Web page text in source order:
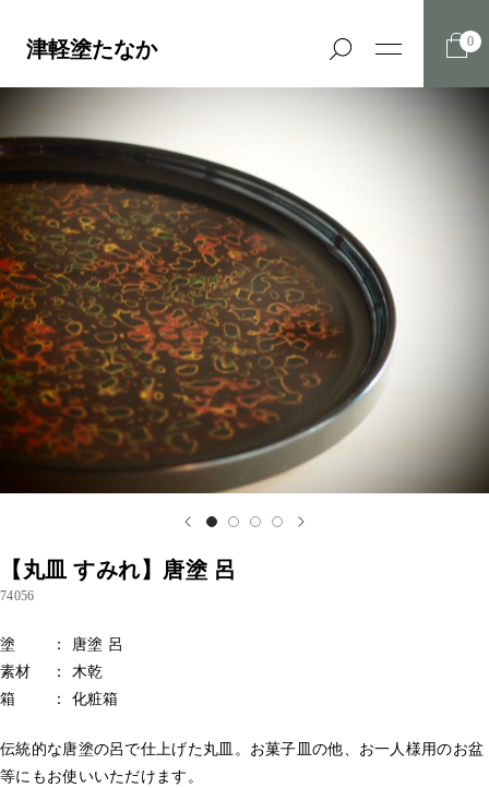
津軽塗たなか 0
【丸皿 すみれ】唐塗 呂
74056
塗 ： 唐塗 呂
素材 ： 木乾
箱 ： 化粧箱
伝統的な唐塗の呂で仕上げた丸皿。お菓子皿の他、お一人様用のお盆
等にもお使いいただけます。